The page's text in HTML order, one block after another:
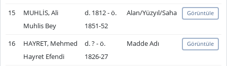
15
MUHLİS, Ali
Muhlis Bey
d. 1812 - ö.
1851-52
Alan/Yüzyıl/Saha Görüntüle
16
HAYRET, Mehmed
Hayret Efendi
d. ? - ö.
1826-27
Madde Adı Görüntüle